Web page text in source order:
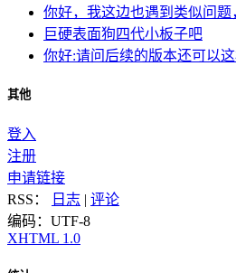
你好，我这边也遇到类似问题
巨硬表面狗四代小板子吧
你好:请问后续的版本还可以
其他
登入
注册
申请链接
RSS：
日志 | 评论
编码：UTF-8
XHTML 1.0